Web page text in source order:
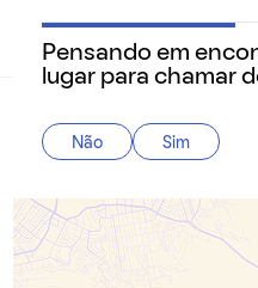
QuintoAndar Guias -
Despesas ordinárias
os custos do
Responsabilidade sobre
podem variar
Pensando em
lugar para chamar
Não Sim